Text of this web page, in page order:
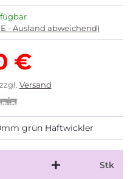
- Ausland abweichend)
€
Versand
grün Haftwickler
Stk